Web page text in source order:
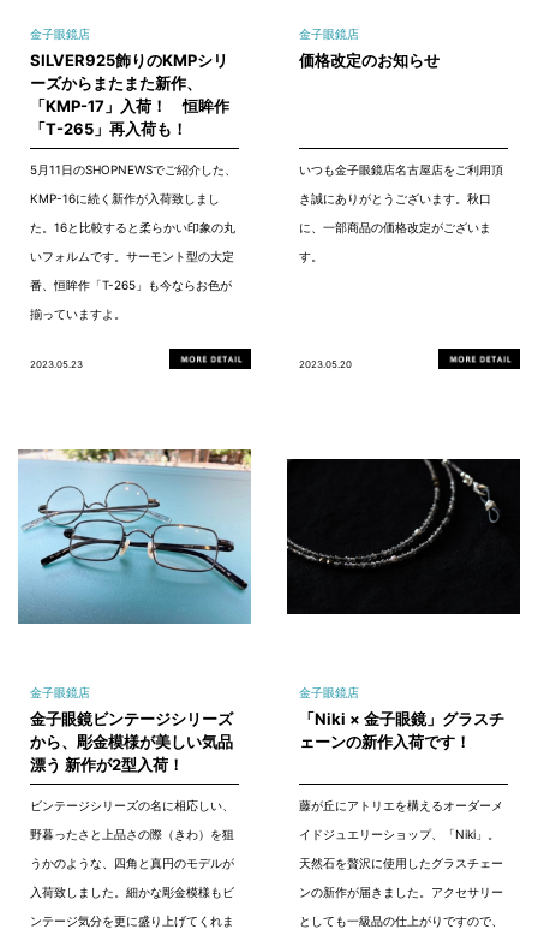
金子眼鏡店
SILVER925飾りのKMPシリ
ーズからまたまた新作、
「KMP-17」入荷！ 恒眸作
「T-265」再入荷も！
5月11日のSHOPNEWSでご紹介した、
KMP-16に続く新作が入荷致しまし
た。16と比較すると柔らかい印象の丸
いフォルムです。サーモント型の大定
番、恒眸作「T-265」も今ならお色が
揃っていますよ。
2023.05.23
金子眼鏡店
価格改定のお知らせ
いつも金子眼鏡店名古屋店をご利用頂
き誠にありがとうございます。秋口
に、一部商品の価格改定がございま
す。
2023.05.20
金子眼鏡店
金子眼鏡ビンテージシリーズ
から、彫金模様が美しい気品
漂う 新作が2型入荷！
ビンテージシリーズの名に相応しい、
野暮ったさと上品さの際（きわ）を狙
うかのような、四角と真円のモデルが
入荷致しました。細かな彫金模様もビ
ンテージ気分を更に盛り上げてくれま
金子眼鏡店
「Niki × 金子眼鏡」グラスチ
ェーンの新作入荷です！
藤が丘にアトリエを構えるオーダーメ
イドジュエリーショップ、「Niki」。
天然石を贅沢に使用したグラスチェー
ンの新作が届きました。アクセサリー
としても一級品の仕上がりですので、